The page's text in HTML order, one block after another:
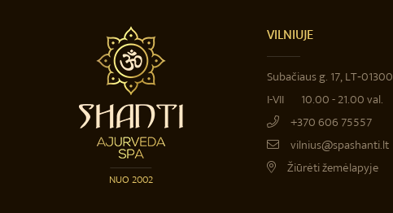
NUO 2002
VILNIUJE
Subačiaus g. 17, LT‐01300
I-VII
10.00 - 21.00 val.
+370 606 75557
vilnius@spashanti.lt
Žiūrėti žemėlapyje